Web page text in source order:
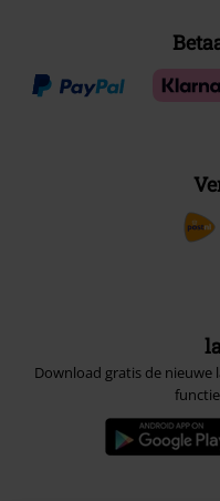
Download gratis de nieuwe